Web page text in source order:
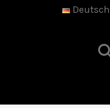
Deutsch